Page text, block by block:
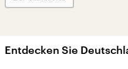
Entdecken Sie